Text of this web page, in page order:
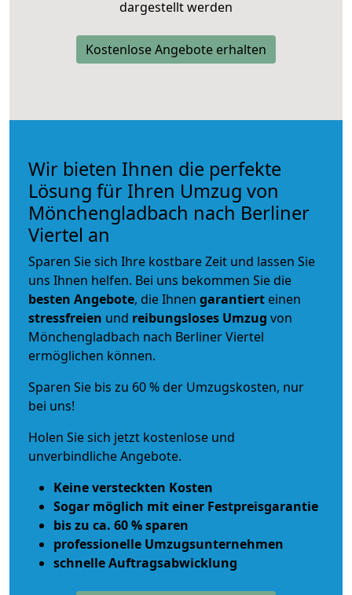
dargestellt werden
Kostenlose Angebote erhalten
Wir bieten Ihnen die perfekte
Lösung für Ihren Umzug von
Mönchengladbach nach Berliner
Viertel an
Sparen Sie sich Ihre kostbare Zeit und lassen Sie
uns Ihnen helfen. Bei uns bekommen Sie die
besten Angebote, die Ihnen garantiert einen
stressfreien und reibungsloses Umzug von
Mönchengladbach nach Berliner Viertel
ermöglichen können.
Sparen Sie bis zu 60 % der Umzugskosten, nur
bei uns!
Holen Sie sich jetzt kostenlose und
unverbindliche Angebote.
Keine versteckten Kosten
Sogar möglich mit einer Festpreisgarantie
bis zu ca. 60 % sparen
professionelle Umzugsunternehmen
schnelle Auftragsabwicklung